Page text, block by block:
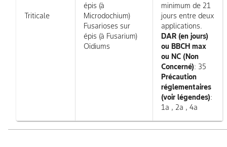
Triticale
épis (à
Microdochium)
Fusarioses sur
épis (à Fusarium)
Oïdiums
minimum de 21
jours entre deux
applications.
DAR (en jours)
ou BBCH max
ou NC (Non
Concerné): 35
Précaution
réglementaires
(voir légendes):
1a , 2a , 4a